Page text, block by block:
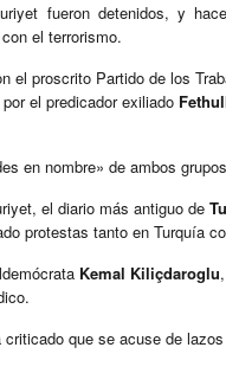
fueron detenidos, y
el terrorismo.
el proscrito Partido de los
el predicador exiliado
en nombre» de ambos
el diario más antiguo de
protestas tanto en Turquía
Kemal Kiliçdaroglu
criticado que se acuse de